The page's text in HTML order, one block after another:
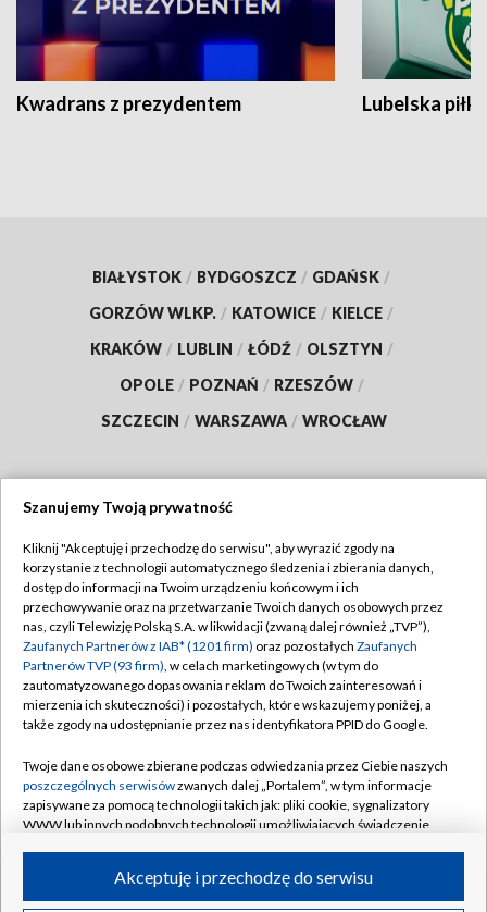
Kwadrans z prezydentem Lubelska piłka
BIAŁYSTOK / BYDGOSZCZ / GDAŃSK /
GORZÓW WLKP. / KATOWICE / KIELCE /
KRAKÓW / LUBLIN / ŁÓDŹ / OLSZTYN /
OPOLE / POZNAŃ / RZESZÓW /
SZCZECIN / WARSZAWA / WROCŁAW
TVP
Abonament TVP
Emisja w TVP
Centrum informacji TVP
Naziemna Telewizja Cyfrowa
Rada Programowa
System NOS
Informacje o nadawcy
Program dla prasy
Regulamin TVP
Polityka prywatności
Moje zgody
Pomoc
Kontakt
Kanały
Szanujemy Twoją prywatność
Kliknij "Akceptuję i przechodzę do serwisu", aby wyrazić zgody na
korzystanie z technologii automatycznego śledzenia i zbierania danych,
dostęp do informacji na Twoim urządzeniu końcowym i ich
przechowywanie oraz na przetwarzanie Twoich danych osobowych przez
nas, czyli Telewizję Polską S.A. w likwidacji (zwaną dalej również „TVP”),
Zaufanych Partnerów z IAB* (1201 firm) oraz pozostałych Zaufanych
Partnerów TVP (93 firm), w celach marketingowych (w tym do
zautomatyzowanego dopasowania reklam do Twoich zainteresowań i
mierzenia ich skuteczności) i pozostałych, które wskazujemy poniżej, a
także zgody na udostępnianie przez nas identyfikatora PPID do Google.
Twoje dane osobowe zbierane podczas odwiedzania przez Ciebie naszych
poszczególnych serwisówzwanych dalej „Portalem”, w tym informacje
zapisywane za pomocą technologii takich jak: pliki cookie, sygnalizatory
WWW lub innych podobnych technologii umożliwiających świadczenie
ruchu w Internecie.Akceptuję i przechodzę do serwisu